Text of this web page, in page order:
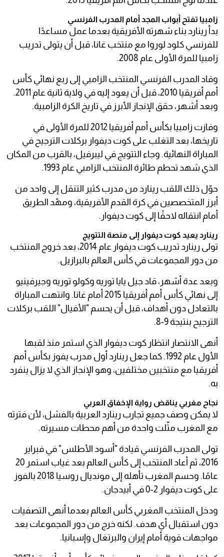
زامبيا تفتح أبواب المجد أمام المدرب الفرنسي
بدأ رينارد بناء شهرته الأفريقية بعدما عمل مساعدًا
للفرنسي كلود لوروا مع منتخب غانا، قبل أن يتولى تدريب
زامبيا للمرة الأولى عام 2008.
وقاد المدرب الفرنسي المنتخب الزامبي إلى ربع نهائي كأس
أمم أفريقيا 2010، قبل أن يعود إليه في ولاية ثانية عام 2011.
وبعد أشهر، حقق الإنجاز الأبرز في تاريخ الكرة الزامبية.
وفازت زامبيا بكأس أمم أفريقيا 2012 للمرة الأولى في
تاريخها، بعد التغلب على كوت ديفوار بركلات الترجيح في
المباراة النهائية. وجاء التتويج في ليبرفيل، بالقرب من المكان
الذي شهد تحطم طائرة المنتخب الزامبي عام 1993.
حوّل ذلك اللقب رينارد من مدرب كثير التنقل إلى واحد من
أبرز المتخصصين في كرة القدم الأفريقية، ومهّد الطريق
أمام انتقاله لاحقًا إلى كوت ديفوار.
رينارد يعيد كوت ديفوار إلى منصة التتويج
تولى رينارد تدريب كوت ديفوار عام 2014، بعد خروج المنتخب
من دور المجموعات في كأس العالم بالبرازيل.
وبعد عدة أشهر، قاد جيل يايا توريه وكولو توريه وجيرفينيو
إلى نهائي كأس أمم أفريقيا 2015 أمام غانا. وانتهت المباراة
بالتعادل دون أهداف، قبل أن يحسم "الأفيال" اللقب بركلات
الترجيح بنتيجة 9-8.
أنهى الانتصار انتظار كوت ديفوار الذي استمر منذ لقبها
الأول عام 1992. كما جعل رينارد أول مدرب يفوز بكأس أمم
أفريقيا مع منتخبين مختلفين، وهو الإنجاز الذي لا يزال ينفرد
به.
نجاح مغربي يناقض رواية الإخفاق العربي
لا يمكن وصف جميع تجارب رينارد العربية بالفشل، لأن فترته
مع المغرب مثّلت واحدة من أهم محطات مسيرته.
تولى المدرب الفرنسي قيادة "أسود الأطلس" في فبراير
2016، ثم أعاد المنتخب إلى كأس العالم بعد غياب استمر 20
عامًا. وحسم المغرب تأهله إلى مونديال روسيا 2018 بالفوز
على كوت ديفوار 2-0 في أبيدجان.
ودخل المنتخب المغربي كأس العالم بعدما أنهى التصفيات
دون استقبال أي هدف. لكنه خرج من دور المجموعات بعد
مواجهات قوية أمام إيران والبرتغال وإسبانيا.